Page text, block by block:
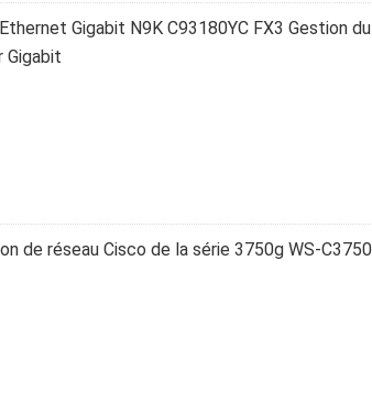
Gigabit N9K C93180YC FX3 Gestion
de réseau Cisco de la série 3750g WS-